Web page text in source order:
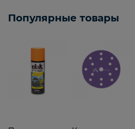
Популярные товары